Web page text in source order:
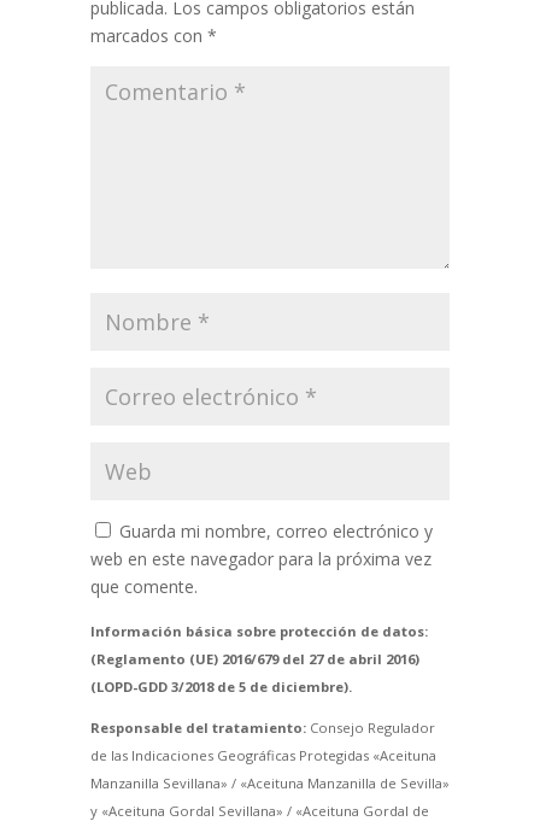
publicada. Los campos obligatorios están
marcados con *
Guarda mi nombre, correo electrónico y
web en este navegador para la próxima vez
que comente.
Información básica sobre protección de datos:
(Reglamento (UE) 2016/679 del 27 de abril 2016)
(LOPD-GDD 3/2018 de 5 de diciembre).
Responsable del tratamiento:Consejo Regulador
de las Indicaciones Geográficas Protegidas «Aceituna
Manzanilla Sevillana» / «Aceituna Manzanilla de Sevilla»
y «Aceituna Gordal Sevillana» / «Aceituna Gordal de